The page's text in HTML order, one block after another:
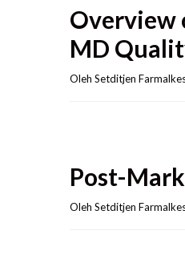
Overview
MD
Oleh Setditjen
Post-
Oleh Setditjen